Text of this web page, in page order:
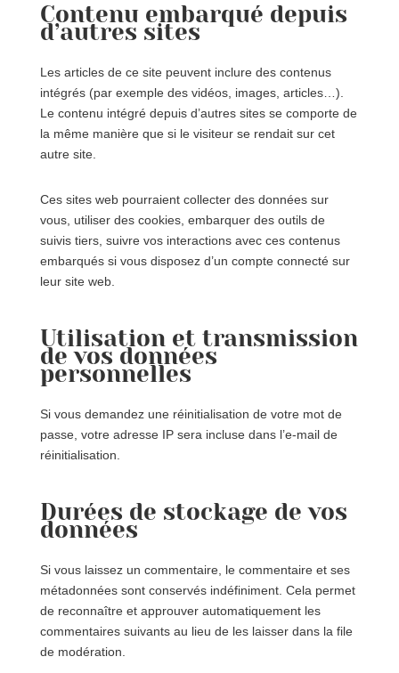
Contenu embarqué depuis
d’autres sites
Les articles de ce site peuvent inclure des contenus
intégrés (par exemple des vidéos, images, articles…).
Le contenu intégré depuis d’autres sites se comporte de
la même manière que si le visiteur se rendait sur cet
autre site.
Ces sites web pourraient collecter des données sur
vous, utiliser des cookies, embarquer des outils de
suivis tiers, suivre vos interactions avec ces contenus
embarqués si vous disposez d’un compte connecté sur
leur site web.
Utilisation et transmission
de vos données
personnelles
Si vous demandez une réinitialisation de votre mot de
passe, votre adresse IP sera incluse dans l’e-mail de
réinitialisation.
Durées de stockage de vos
données
Si vous laissez un commentaire, le commentaire et ses
métadonnées sont conservés indéfiniment. Cela permet
de reconnaître et approuver automatiquement les
commentaires suivants au lieu de les laisser dans la file
de modération.